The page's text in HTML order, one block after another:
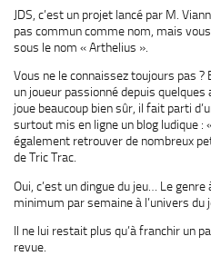
JDS, c’est un projet lancé par M.
pas commun comme nom, mais
sous le nom « Arthelius ».
Vous ne le connaissez toujours pas
un joueur passionné depuis quelques
joue beaucoup bien sûr, il fait parti
surtout mis en ligne un blog ludique :
également retrouver de nombreux
de Tric Trac.
Oui, c’est un dingue du jeu… Le
minimum par semaine à l’univers du
Il ne lui restait plus qu’à franchir un
revue.